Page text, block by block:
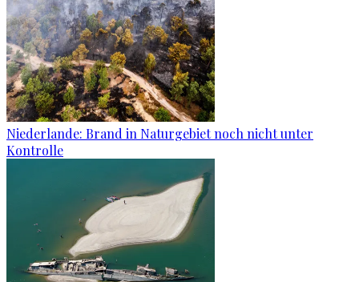
Niederlande: Brand in Naturgebiet noch nicht unter
Kontrolle